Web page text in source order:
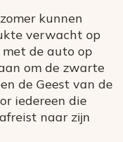
kunnen
verwacht op
met de auto op
om de zwarte
de Geest van de
iedereen die
naar zijn